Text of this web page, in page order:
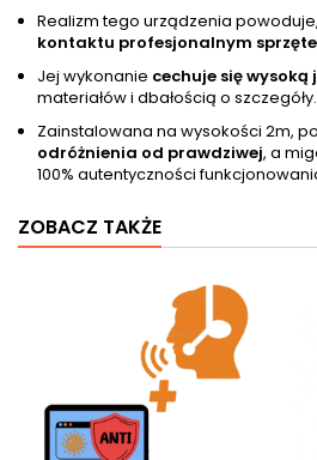
Realizm tego urządzenia
kontaktu profesjonalnym
Jej wykonanie cechuje się wysoką
materiałów i dbałością o szczegóły.
Zainstalowana na wysokości 2m,
odróżnienia od prawdziwej, a
100% autentyczności
ZOBACZ TAKŻE